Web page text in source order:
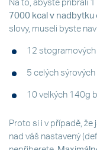
Na to, abyste přibrali
7000 kcal v
slovy, museli byste
12
5 celých sýrových
10 velkých 140g
Proto si i v případě,
nad váš nastavený